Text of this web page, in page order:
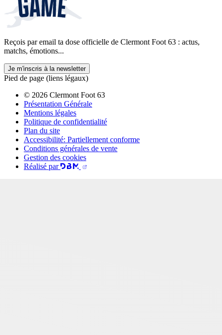
Reçois par email ta dose officielle de Clermont Foot 63 : actus,
matchs, émotions...
Je m'inscris à la newsletter
Pied de page (liens légaux)
© 2026 Clermont Foot 63
Présentation Générale
Mentions légales
Politique de confidentialité
Plan du site
Accessibilité: Partiellement conforme
Conditions générales de vente
Gestion des cookies
Réalisé par